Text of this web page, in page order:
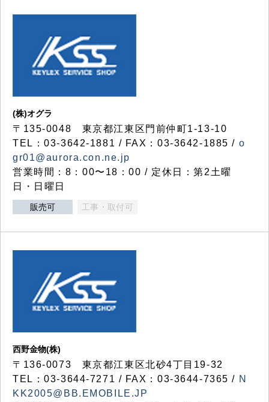
(株)オグラ
〒135-0048 東京都江東区門前仲町1-13-10
TEL：03-3642-1881 / FAX：03-3642-1885 / o
gr01@aurora.con.ne.jp
営業時間：8：00〜18：00 / 定休日：第2土曜
日・日曜日
販売可 工事・取付可
西野金物(株)
〒136-0073 東京都江東区北砂4丁目19-32
TEL：03‐3644‐7271 / FAX：03-3644-7365 / N
KK2005@BB.EMOBILE.JP